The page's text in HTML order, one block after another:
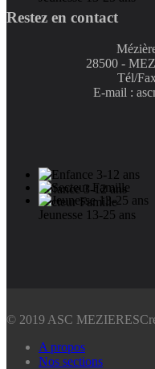
Enfance 3-12 ans
Secteur Famille
Jeunesse 13-25 ans
Restez en contact
28500 -
Tél/
E-mail :
© 2019 ASC MEZIERES
A propos
Nos sections